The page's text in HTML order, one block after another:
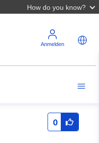
How do you know?
Anmelden
0